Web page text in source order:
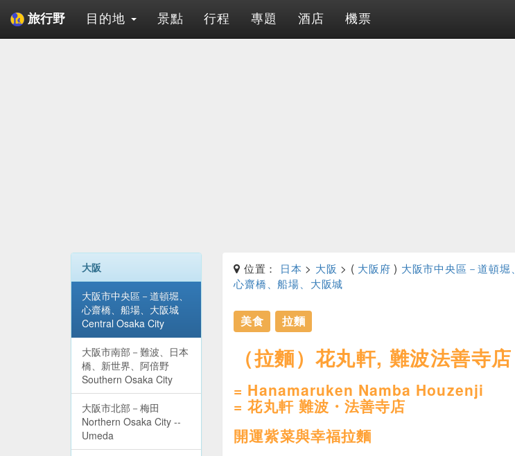
旅行野 目的地 景點 行程 專題 酒店 機票
大阪
大阪市中央區－道頓堀、
心齋橋、船場、大阪城
Central Osaka City
大阪市南部－難波、日本
橋、新世界、阿倍野
Southern Osaka City
大阪市北部－梅田
Northern Osaka City --
Umeda
位置： 日本 > 大阪 > ( 大阪府 ) 大阪市中央區－道頓堀、
心齋橋、船場、大阪城
美食 拉麵
（拉麵）花丸軒, 難波法善寺店
= Hanamaruken Namba Houzenji
= 花丸軒 難波・法善寺店
開運紫菜與幸福拉麵